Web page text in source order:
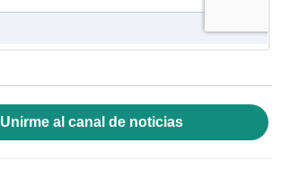
Unirme al canal de noticias